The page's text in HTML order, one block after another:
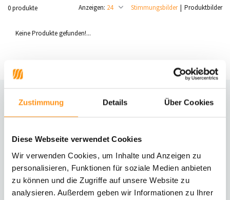
Zustimmung Details Über Cookies
Diese Webseite verwendet Cookies
Wir verwenden Cookies, um Inhalte und Anzeigen zu
personalisieren, Funktionen für soziale Medien anbieten
zu können und die Zugriffe auf unsere Website zu
analysieren. Außerdem geben wir Informationen zu Ihrer
0 produkte Stimmungsbilder Produktbilder
Anzeigen:
Keine Produkte gefunden!...
Informationen zur Rücksendung
Direkt chatten